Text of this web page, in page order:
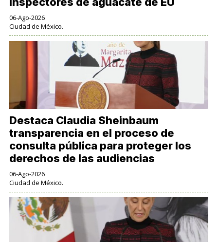
06-Ago-2026
Ciudad de México.
Destaca Claudia Sheinbaum
transparencia en el proceso de
consulta pública para proteger los
derechos de las audiencias
06-Ago-2026
Ciudad de México.